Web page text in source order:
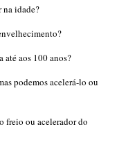
na idade?
até aos 100 anos?
podemos acelerá-lo ou
freio ou acelerador do